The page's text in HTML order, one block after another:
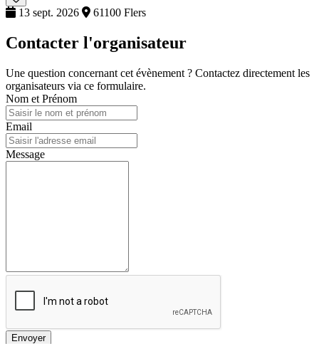
13 sept. 2026 61100 Flers
Contacter l'organisateur
Une question concernant cet évènement ? Contactez directement les
organisateurs via ce formulaire.
Nom et Prénom
Email
Message
Envoyer